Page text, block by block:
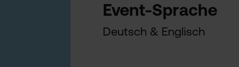
Event-Sprache
Deutsch & Englisch